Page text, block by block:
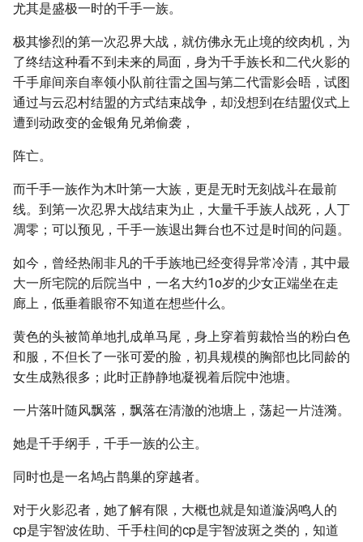
尤其是盛极一时的千手一族。
极其惨烈的第一次忍界大战，就仿佛永无止境的绞肉机，为
了终结这种看不到未来的局面，身为千手族长和二代火影的
千手扉间亲自率领小队前往雷之国与第二代雷影会晤，试图
通过与云忍村结盟的方式结束战争，却没想到在结盟仪式上
遭到动政变的金银角兄弟偷袭，
阵亡。
而千手一族作为木叶第一大族，更是无时无刻战斗在最前
线。到第一次忍界大战结束为止，大量千手族人战死，人丁
凋零；可以预见，千手一族退出舞台也不过是时间的问题。
如今，曾经热闹非凡的千手族地已经变得异常冷清，其中最
大一所宅院的后院当中，一名大约1o岁的少女正端坐在走
廊上，低垂着眼帘不知道在想些什么。
黄色的头被简单地扎成单马尾，身上穿着剪裁恰当的粉白色
和服，不但长了一张可爱的脸，初具规模的胸部也比同龄的
女生成熟很多；此时正静静地凝视着后院中池塘。
一片落叶随风飘落，飘落在清澈的池塘上，荡起一片涟漪。
她是千手纲手，千手一族的公主。
同时也是一名鸠占鹊巢的穿越者。
对于火影忍者，她了解有限，大概也就是知道漩涡鸣人的
cp是宇智波佐助、千手柱间的cp是宇智波斑之类的，知道